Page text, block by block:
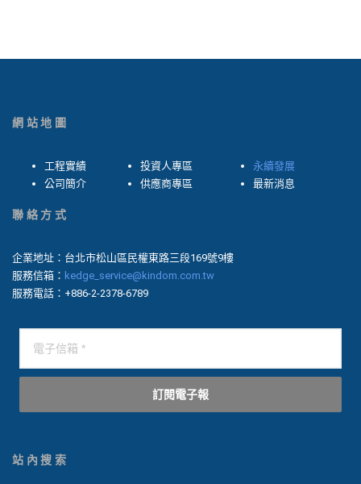
網站地圖
工程實績
公司簡介
投資人專區
供應商專區
永續發展
最新消息
聯絡方式
企業地址：台北市松山區民權東路三段169號9樓
服務信箱： kedge_service@kindom.com.tw
服務電話：+886-2-2378-6789
訂閱電子報
站內搜索